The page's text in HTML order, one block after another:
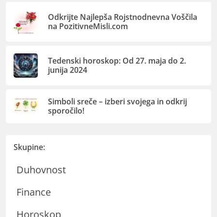
Odkrijte Najlepša Rojstnodnevna Voščila
na PozitivneMisli.com
Tedenski horoskop: Od 27. maja do 2.
junija 2024
Simboli sreče – izberi svojega in odkrij
sporočilo!
Skupine:
Duhovnost
Finance